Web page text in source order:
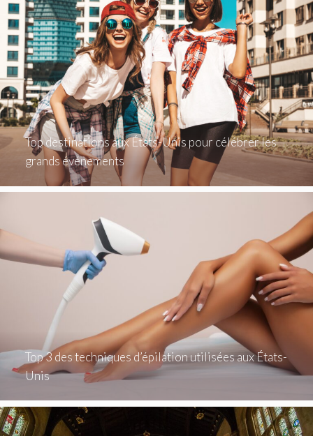
Top destinations aux États-Unis pour célébrer les
grands événements
Top 3 des techniques d’épilation utilisées aux États-
Unis